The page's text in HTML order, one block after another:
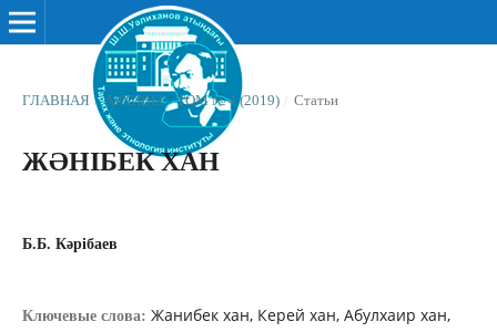
ГЛАВНАЯ / АРХИВЫ / ТОМ № 4 (2019) / Статьи
ЖƏНІБЕК ХАН
Б.Б. Кәрібаев
Ключевые слова: Жанибек хан, Керей хан, Абулхаир хан,